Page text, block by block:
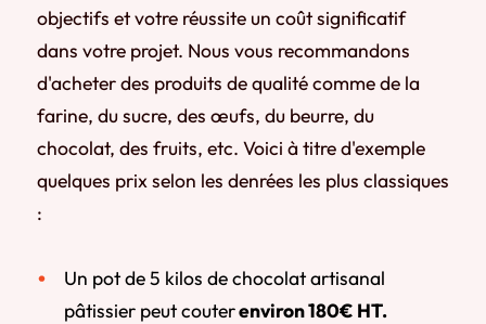
objectifs et votre réussite un coût significatif
dans votre projet. Nous vous recommandons
d'acheter des produits de qualité comme de la
farine, du sucre, des œufs, du beurre, du
chocolat, des fruits, etc. Voici à titre d'exemple
quelques prix selon les denrées les plus classiques
:
Un pot de 5 kilos de chocolat artisanal
pâtissier peut couterenviron 180€ HT.